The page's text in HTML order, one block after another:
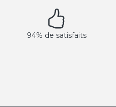
94% de satisfaits